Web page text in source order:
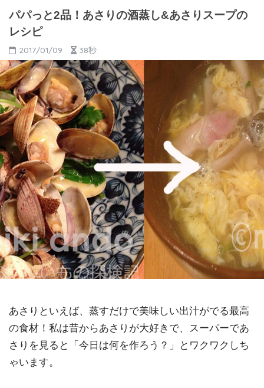
パパっと2品！あさりの酒蒸し&あさりスープの
レシピ
2017/01/09 38秒
あさりといえば、蒸すだけで美味しい出汁がでる最高
の食材！私は昔からあさりが大好きで、スーパーであ
さりを見ると「今日は何を作ろう？」とワクワクしち
ゃいます。